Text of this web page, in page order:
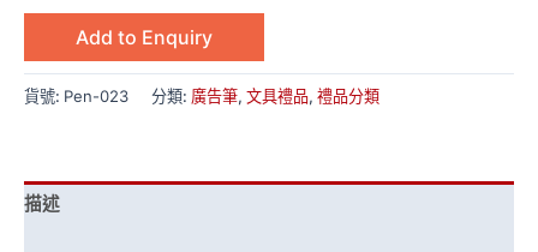
Add to Enquiry
貨號: Pen-023 分類: 廣告筆, 文具禮品, 禮品分類
描述